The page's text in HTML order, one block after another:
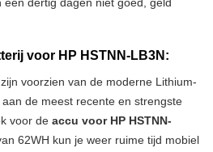
voor HP HSTNN-LB3N:
voorzien van de moderne Lithium-
de meest recente en strengste
voor de accu voor HP HSTNN-
62WH kun je weer ruime tijd mobiel